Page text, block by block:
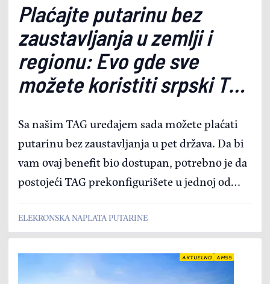
Plaćajte putarinu bez
zaustavljanja u zemlji i
regionu: Evo gde sve
možete koristiti srpski TAG
Sa našim TAG uređajem sada možete plaćati
putarinu bez zaustavljanja u pet država. Da bi
vam ovaj benefit bio dostupan, potrebno je da
postojeći TAG prekonfigurišete u jednoj od
poslovnica AMSS Agencije ili da kupite novi
koji je već prekonfigurisan.
ELEKRONSKA NAPLATA PUTARINE
AKTUELNO AMSS